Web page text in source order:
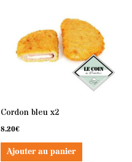
Cordon bleu x2
8.20€
Ajouter au panier